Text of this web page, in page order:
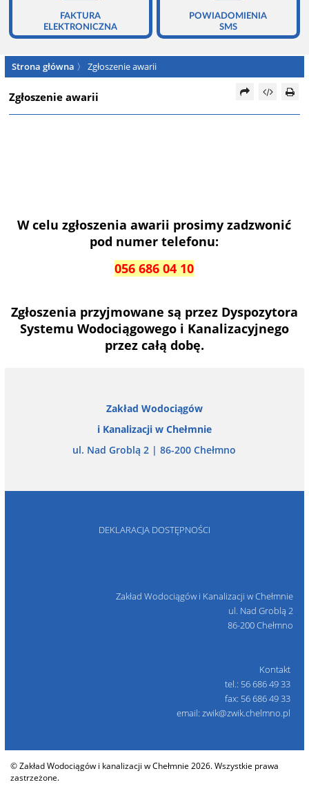
FAKTURA
ELEKTRONICZNA
POWIADOMIENIA
SMS
Strona główna 〉 Zgłoszenie awarii
Zgłoszenie awarii
W celu zgłoszenia awarii prosimy zadzwonić
pod numer telefonu:
056 686 04 10
Zgłoszenia przyjmowane są przez Dyspozytora
Systemu Wodociągowego i Kanalizacyjnego
przez całą dobę.
Zakład Wodociągów
i Kanalizacji w Chełmnie
ul. Nad Groblą 2 | 86-200 Chełmno
DEKLARACJA DOSTĘPNOŚCI
Zakład Wodociągów i Kanalizacji w Chełmnie
ul. Nad Groblą 2
86-200 Chełmno
Kontakt
tel.: 56 686 49 33
fax: 56 686 49 33
email: zwik@zwik.chelmno.pl
© Zakład Wodociągów i kanalizacji w Chełmnie 2026. Wszystkie prawa
zastrzeżone.